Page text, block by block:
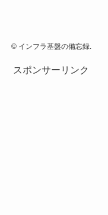
©インフラ基盤の備忘録.
スポンサーリンク